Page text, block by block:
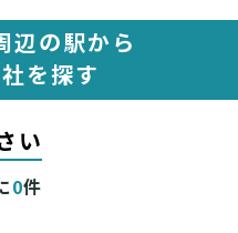
辺の駅から
を探す
い
0件